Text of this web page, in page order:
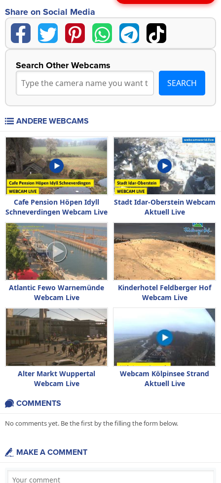
Share on Social Media
Search Other Webcams
ANDERE WEBCAMS
Cafe Pension Höpen Idyll
Schneverdingen Webcam Live
Stadt Idar-Oberstein Webcam
Aktuell Live
Atlantic Fewo Warnemünde
Webcam Live
Kinderhotel Feldberger Hof
Webcam Live
Alter Markt Wuppertal
Webcam Live
Webcam Kölpinsee Strand
Aktuell Live
COMMENTS
No comments yet. Be the first by the filling the form below.
MAKE A COMMENT